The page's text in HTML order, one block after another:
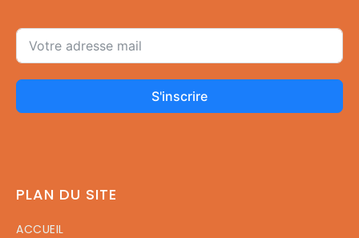
S'inscrire
PLAN DU SITE
ACCUEIL